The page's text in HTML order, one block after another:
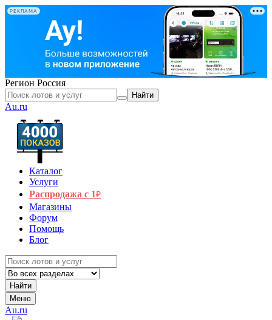
РЕКЛАМА
Регион Россия
Найти
Au.ru
Каталог
Услуги
Распродажа с 1₽
Магазины
Форум
Помощь
Блог
Найти
Меню
Au.ru